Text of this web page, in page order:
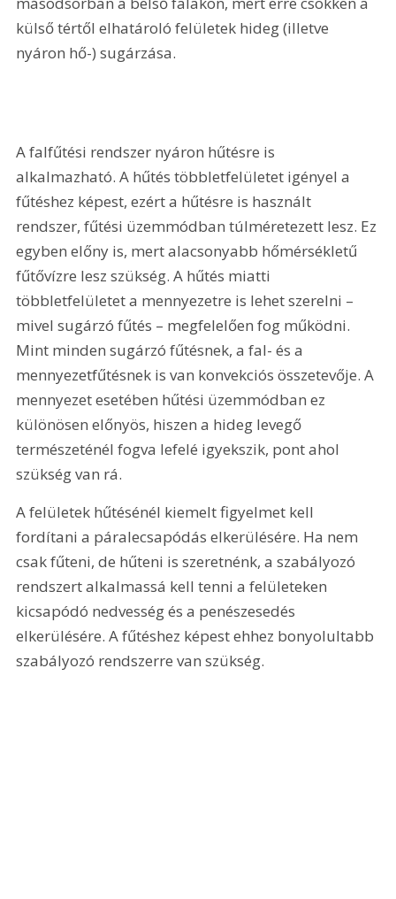
külső tértől elhatároló felületek hideg (illetve
nyáron hő-) sugárzása.
A falfűtési rendszer nyáron hűtésre is
alkalmazható. A hűtés többletfelületet igényel a
fűtéshez képest, ezért a hűtésre is használt
rendszer, fűtési üzemmódban túlméretezett lesz. Ez
egyben előny is, mert alacsonyabb hőmérsékletű
fűtővízre lesz szükség. A hűtés miatti
többletfelületet a mennyezetre is lehet szerelni –
mivel sugárzó fűtés – megfelelően fog működni.
Mint minden sugárzó fűtésnek, a fal- és a
mennyezetfűtésnek is van konvekciós összetevője. A
mennyezet esetében hűtési üzemmódban ez
különösen előnyös, hiszen a hideg levegő
természeténél fogva lefelé igyekszik, pont ahol
szükség van rá.
A felületek hűtésénél kiemelt figyelmet kell
fordítani a páralecsapódás elkerülésére. Ha nem
csak fűteni, de hűteni is szeretnénk, a szabályozó
rendszert alkalmassá kell tenni a felületeken
kicsapódó nedvesség és a penészesedés
elkerülésére. A fűtéshez képest ehhez bonyolultabb
szabályozó rendszerre van szükség.